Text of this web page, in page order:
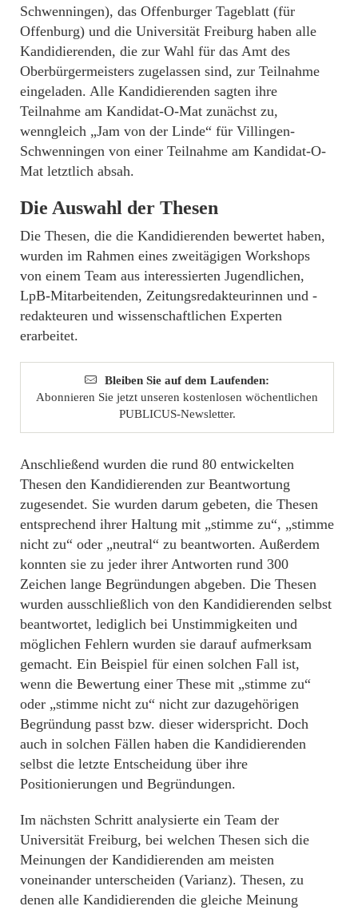
Schwenningen), das Offenburger Tageblatt (für
Offenburg) und die Universität Freiburg haben alle
Kandidierenden, die zur Wahl für das Amt des
Oberbürgermeisters zugelassen sind, zur Teilnahme
eingeladen. Alle Kandidierenden sagten ihre
Teilnahme am Kandidat-O-Mat zunächst zu,
wenngleich „Jam von der Linde“ für Villingen-
Schwenningen von einer Teilnahme am Kandidat-O-
Mat letztlich absah.
Die Auswahl der Thesen
Die Thesen, die die Kandidierenden bewertet haben,
wurden im Rahmen eines zweitägigen Workshops
von einem Team aus interessierten Jugendlichen,
LpB-Mitarbeitenden, Zeitungsredakteurinnen und -
redakteuren und wissenschaftlichen Experten
erarbeitet.
Bleiben Sie auf dem Laufenden:
Abonnieren Sie jetzt unseren kostenlosen wöchentlichen
PUBLICUS-Newsletter.
Anschließend wurden die rund 80 entwickelten
Thesen den Kandidierenden zur Beantwortung
zugesendet. Sie wurden darum gebeten, die Thesen
entsprechend ihrer Haltung mit „stimme zu“, „stimme
nicht zu“ oder „neutral“ zu beantworten. Außerdem
konnten sie zu jeder ihrer Antworten rund 300
Zeichen lange Begründungen abgeben. Die Thesen
wurden ausschließlich von den Kandidierenden selbst
beantwortet, lediglich bei Unstimmigkeiten und
möglichen Fehlern wurden sie darauf aufmerksam
gemacht. Ein Beispiel für einen solchen Fall ist,
wenn die Bewertung einer These mit „stimme zu“
oder „stimme nicht zu“ nicht zur dazugehörigen
Begründung passt bzw. dieser widerspricht. Doch
auch in solchen Fällen haben die Kandidierenden
selbst die letzte Entscheidung über ihre
Positionierungen und Begründungen.
Im nächsten Schritt analysierte ein Team der
Universität Freiburg, bei welchen Thesen sich die
Meinungen der Kandidierenden am meisten
voneinander unterscheiden (Varianz). Thesen, zu
denen alle Kandidierenden die gleiche Meinung